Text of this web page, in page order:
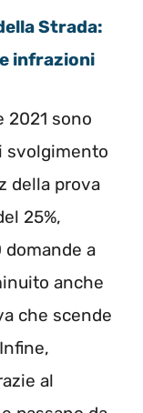
Strada:
infrazioni
2021 sono
svolgimento
della prova
25%,
domande a
anche
che scende
al